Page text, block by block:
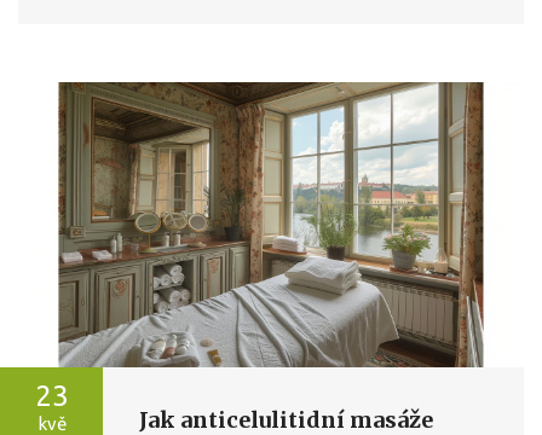
23
kvě
Jak anticelulitidní masáže